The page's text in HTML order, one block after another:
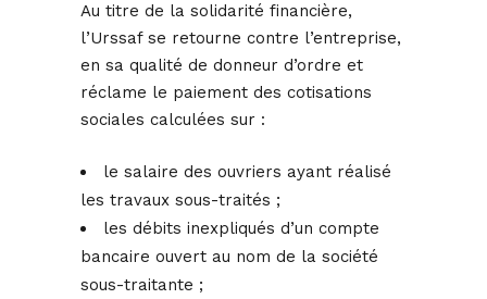
Au titre de la solidarité financière,
l’Urssaf se retourne contre l’entreprise,
en sa qualité de donneur d’ordre et
réclame le paiement des cotisations
sociales calculées sur :
le salaire des ouvriers ayant réalisé
les travaux sous-traités ;
les débits inexpliqués d’un compte
bancaire ouvert au nom de la société
sous-traitante ;